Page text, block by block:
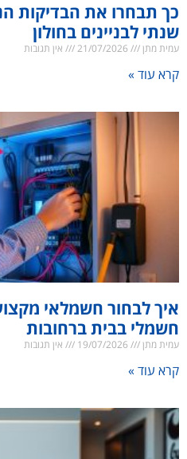
כך תבחרו את הבדיקות
שנתי לבניינים בחולון
עמית מתן אין תגובות
קרא עוד »
איך לבחור חשמלאי
חשמלי בבית ברחובות
עמית מתן אין תגובות
קרא עוד »